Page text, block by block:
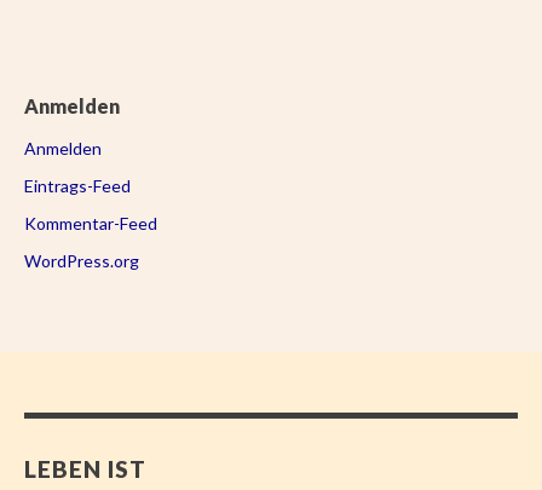
Anmelden
Anmelden
Eintrags-Feed
Kommentar-Feed
WordPress.org
LEBEN IST